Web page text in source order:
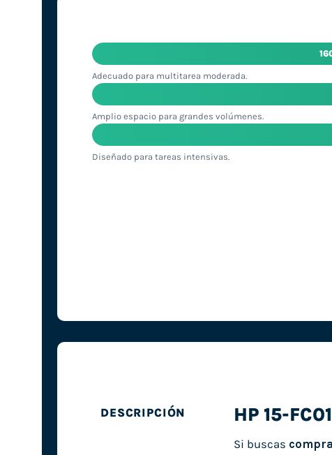
Adecuado para multitarea moderada.
Amplio espacio para grandes volúmenes.
Diseñado para tareas intensivas.
DESCRIPCIÓN HP 15-
Si buscas